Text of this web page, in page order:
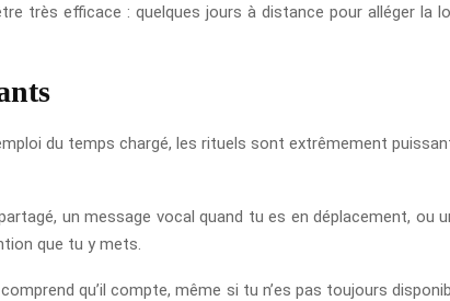
très efficace : quelques jours à distance pour alléger la
du temps chargé, les rituels sont extrêmement
un message vocal quand tu es en déplacement, ou
que tu y mets.
qu’il compte, même si tu n’es pas toujours